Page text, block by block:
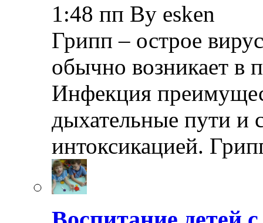
1:48 пп By esken
Грипп – острое
обычно возникает в
Инфекция
дыхательные пути и
интоксикацией.